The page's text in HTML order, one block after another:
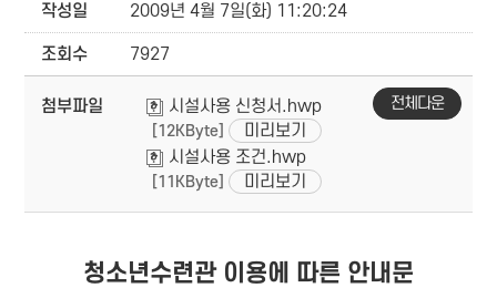
작성일 2009년 4월 7일(화) 11:20:24
조회수 7927
첨부파일 시설사용 신청서.hwp
[12KByte]
미리보기
시설사용 조건.hwp
[11KByte] 미리보기
전체다운
청소년수련관 이용에 따른 안내문